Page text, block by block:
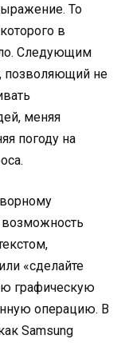
То
в
Следующим
позволяющий не
меняя
погоду на
возможность
«сделайте
графическую
операцию. В
Samsung